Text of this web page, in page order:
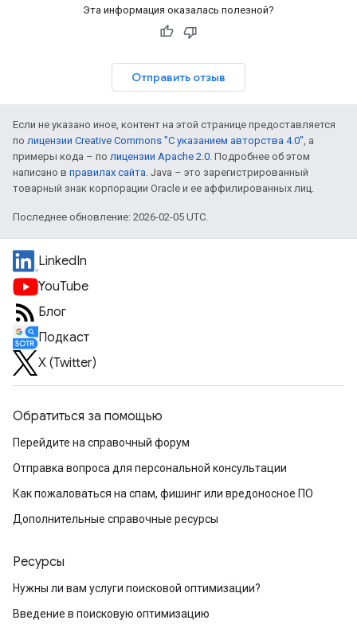
Эта информация оказалась полезной?
Отправить отзыв
Если не указано иное, контент на этой странице предоставляется
по лицензии Creative Commons "С указанием авторства 4.0", а
примеры кода – по лицензии Apache 2.0. Подробнее об этом
написано в правилах сайта. Java – это зарегистрированный
товарный знак корпорации Oracle и ее аффилированных лиц.
Последнее обновление: 2026-02-05 UTC.
LinkedIn
YouTube
Блог
Подкаст
X (Twitter)
Обратиться за помощью
Перейдите на справочный форум
Отправка вопроса для персональной консультации
Как пожаловаться на спам, фишинг или вредоносное ПО
Дополнительные справочные ресурсы
Ресурсы
Нужны ли вам услуги поисковой оптимизации?
Введение в поисковую оптимизацию